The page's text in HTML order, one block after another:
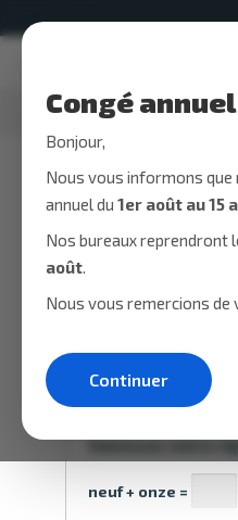
to
Congé annuel
Bonjour,
Nous vous informons
annuel du 1er août au 15
Nos bureaux reprendront
août.
Nous vous remercions de
Continuer
Home» Mon compte
Se connecter
Mot de passe*
Saisissez votre
neuf + onze =